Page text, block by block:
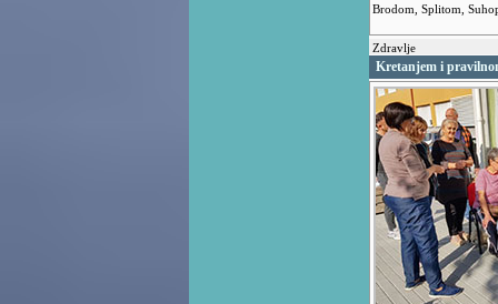
Brodom, Splitom,
Zdravlje
Kretanjem i